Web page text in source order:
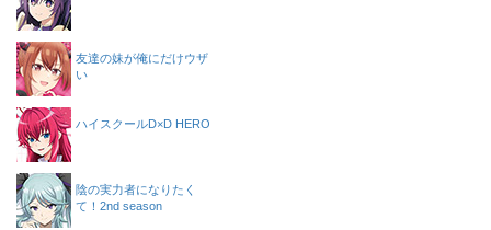
友達の妹が俺にだけウザ
い
ハイスクールD×D HERO
陰の実力者になりたく
て！2nd season